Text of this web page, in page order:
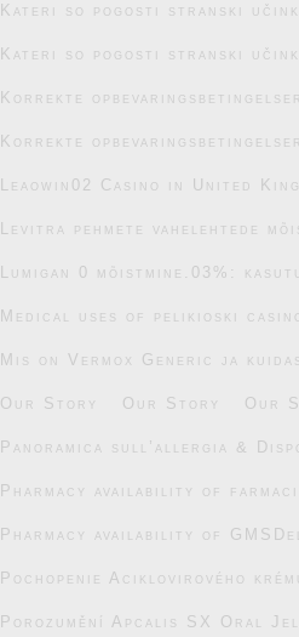
Kateri so pogosti stranski
Kateri so pogosti stranski
Korrekte
Korrekte
Leaowin02 Casino in United
Levitra pehmete vahelehtede
Lumigan 0 mõistmine.03%:
Medical uses of pelikioski
Mis on Vermox Generic ja
Our Story Our Story Our
Panoramica sull’allergia &
Pharmacy availability of
Pharmacy availability of
Pochopenie Aciklovirového
Porozumění Apcalis SX Oral